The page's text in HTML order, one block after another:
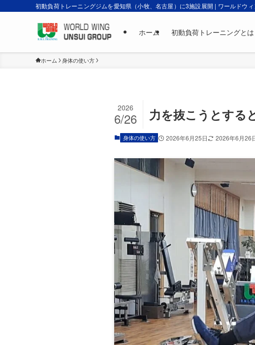
初動負荷トレーニングジムを愛知県（小牧、名古屋）に3施設展開 | ワールドウ
ホーム 初動負荷トレーニングと
ホーム 身体の使い方
力を抜こうとする
2026
6/26
身体の使い方 2026年6月25日 2026年6月26